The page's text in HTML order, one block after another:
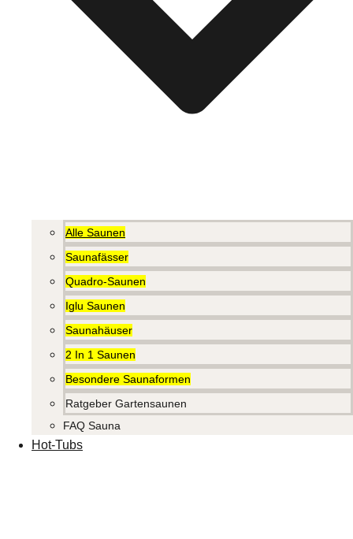
Alle Saunen
Saunafässer
Quadro-Saunen
Iglu Saunen
Saunahäuser
2 In 1 Saunen
Besondere Saunaformen
Ratgeber Gartensaunen
FAQ Sauna
Hot-Tubs